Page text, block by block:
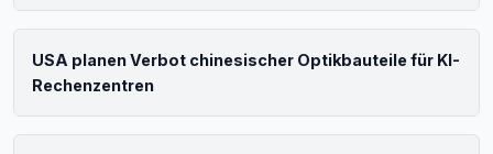
USA planen Verbot chinesischer Optikbauteile für KI-
Rechenzentren